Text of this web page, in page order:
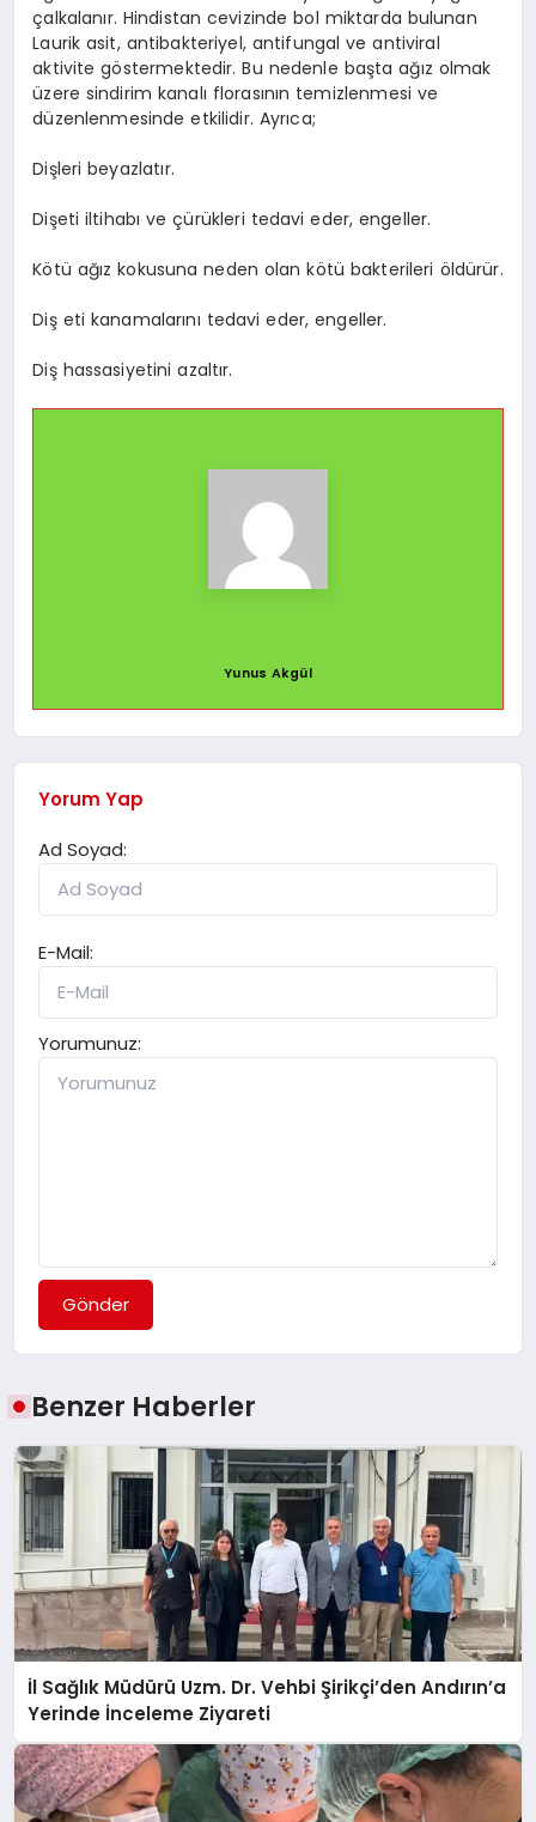
çalkalanır. Hindistan cevizinde bol miktarda bulunan
Laurik asit, antibakteriyel, antifungal ve antiviral
aktivite göstermektedir. Bu nedenle başta ağız olmak
üzere sindirim kanalı florasının temizlenmesi ve
düzenlenmesinde etkilidir. Ayrıca;
Dişleri beyazlatır.
Dişeti iltihabı ve çürükleri tedavi eder, engeller.
Kötü ağız kokusuna neden olan kötü bakterileri öldürür.
Diş eti kanamalarını tedavi eder, engeller.
Diş hassasiyetini azaltır.
Yunus Akgül
Yorum Yap
Ad Soyad:
E-Mail:
Yorumunuz:
Gönder
Benzer Haberler
İl Sağlık Müdürü Uzm. Dr. Vehbi Şirikçi’den Andırın’a
Yerinde İnceleme Ziyareti